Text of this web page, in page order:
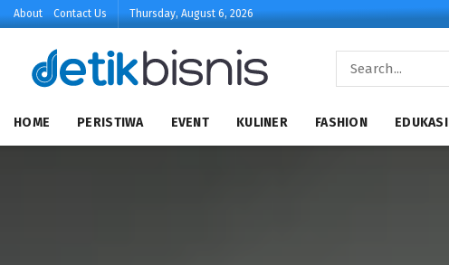
About Contact Us Thursday, August 6, 2026
HOME PERISTIWA EVENT KULINER FASHION EDUKASI